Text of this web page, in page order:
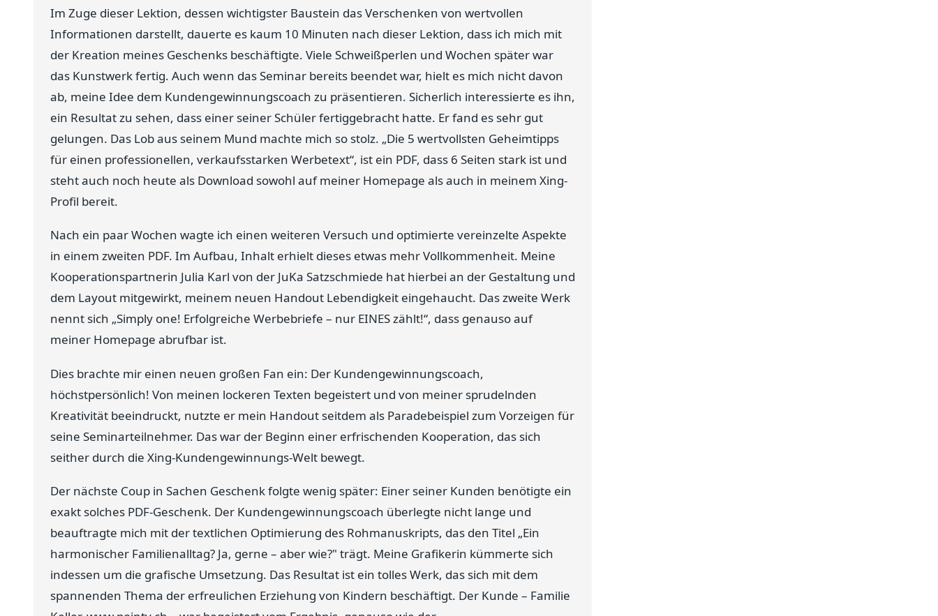
Im Zuge dieser Lektion, dessen wichtigster Baustein das Verschenken von wertvollen
Informationen darstellt, dauerte es kaum 10 Minuten nach dieser Lektion, dass ich mich mit
der Kreation meines Geschenks beschäftigte. Viele Schweißperlen und Wochen später war
das Kunstwerk fertig. Auch wenn das Seminar bereits beendet war, hielt es mich nicht davon
ab, meine Idee dem Kundengewinnungscoach zu präsentieren. Sicherlich interessierte es ihn,
ein Resultat zu sehen, dass einer seiner Schüler fertiggebracht hatte. Er fand es sehr gut
gelungen. Das Lob aus seinem Mund machte mich so stolz. „Die 5 wertvollsten Geheimtipps
für einen professionellen, verkaufsstarken Werbetext“, ist ein PDF, dass 6 Seiten stark ist und
steht auch noch heute als Download sowohl auf meiner Homepage als auch in meinem Xing-
Profil bereit.
Nach ein paar Wochen wagte ich einen weiteren Versuch und optimierte vereinzelte Aspekte
in einem zweiten PDF. Im Aufbau, Inhalt erhielt dieses etwas mehr Vollkommenheit. Meine
Kooperationspartnerin Julia Karl von der JuKa Satzschmiede hat hierbei an der Gestaltung und
dem Layout mitgewirkt, meinem neuen Handout Lebendigkeit eingehaucht. Das zweite Werk
nennt sich „Simply one! Erfolgreiche Werbebriefe – nur EINES zählt!“, dass genauso auf
meiner Homepage abrufbar ist.
Dies brachte mir einen neuen großen Fan ein: Der Kundengewinnungscoach,
höchstpersönlich! Von meinen lockeren Texten begeistert und von meiner sprudelnden
Kreativität beeindruckt, nutzte er mein Handout seitdem als Paradebeispiel zum Vorzeigen für
seine Seminarteilnehmer. Das war der Beginn einer erfrischenden Kooperation, das sich
seither durch die Xing-Kundengewinnungs-Welt bewegt.
Der nächste Coup in Sachen Geschenk folgte wenig später: Einer seiner Kunden benötigte ein
exakt solches PDF-Geschenk. Der Kundengewinnungscoach überlegte nicht lange und
beauftragte mich mit der textlichen Optimierung des Rohmanuskripts, das den Titel „Ein
harmonischer Familienalltag? Ja, gerne – aber wie?" trägt. Meine Grafikerin kümmerte sich
indessen um die grafische Umsetzung. Das Resultat ist ein tolles Werk, das sich mit dem
spannenden Thema der erfreulichen Erziehung von Kindern beschäftigt. Der Kunde – Familie